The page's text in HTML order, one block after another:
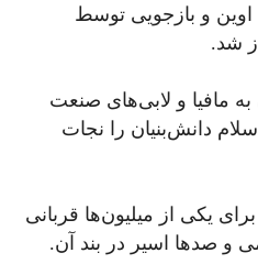
نظام» پایش به دادسرای ٣٣ اوین و بازجویی توسط
شد.
مافیا و لابی‌های صنعت
دانش‌بنیان را نجات
یکی از میلیون‌ها قربانی
و صدها اسیر در بند آن.